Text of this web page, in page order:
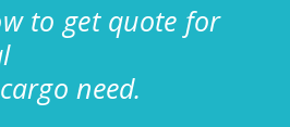
to get quote for
need.